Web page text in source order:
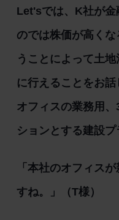
Let'sでは、K社が金
のでは株価が高く
うことによって土
に行えることをお
オフィスの業務用
ションとする建設プ
「本社のオフィス
すね。」（T様）